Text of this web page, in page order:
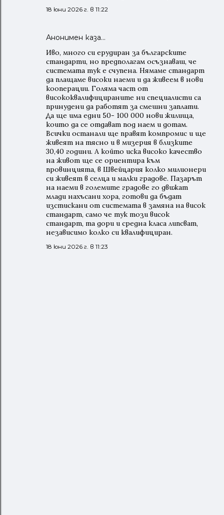
18 юни 2026 г. в 11:22
Анонимен каза…
Иво, много си ерудиран за българските
стандарти, но предполагам осъзнаваш, че
системата тук е счупена. Нямаме стандарт
да плащаме високи наеми и да живеем в нови
кооперации. Голяма част от
висококвалифицираните ни специалисти са
принудени да работят за смешни заплати.
Да ще има едни 50- 100 000 нови жилища,
които да се отдават под наем и дотам.
Всички останали ще правят компромис и ще
живеят на тясно и в мизерия в близките
30,40 години. А който иска високо качество
на живот ще се ориентира към
провинцията, в Швейцария колко милионери
си живеят в селца и малки градове. Пазарът
на наеми в големите градове го движат
млади нахъсани хора, готови да бъдат
изстискани от системата в замяна на висок
стандарт, само че тук този висок
стандарт, та дори и средна класа липсват,
независимо колко си квалифициран.
18 юни 2026 г. в 11:23